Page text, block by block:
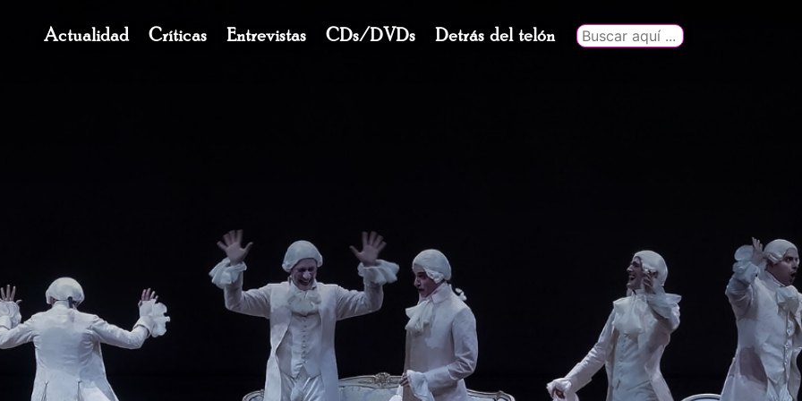
Navegación
Actualidad Críticas Entrevistas CDs/DVDs Detrás del telón
Buscar